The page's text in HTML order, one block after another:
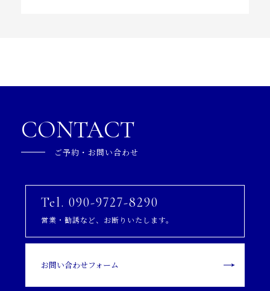
CONTACT
ご予約・お問い合わせ
Tel. 090-9727-8290
営業・勧誘など、お断りいたします。
お問い合わせフォーム